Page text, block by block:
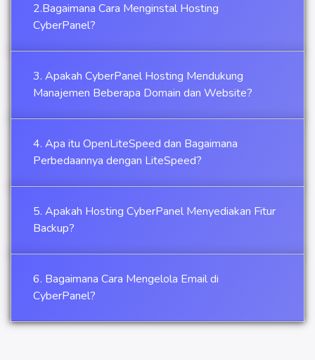
2.Bagaimana Cara Menginstal Hosting
CyberPanel?
3. Apakah CyberPanel Hosting Mendukung
Manajemen Beberapa Domain dan Website?
4. Apa itu OpenLiteSpeed dan Bagaimana
Perbedaannya dengan LiteSpeed?
5. Apakah Hosting CyberPanel Menyediakan Fitur
Backup?
6. Bagaimana Cara Mengelola Email di
CyberPanel?